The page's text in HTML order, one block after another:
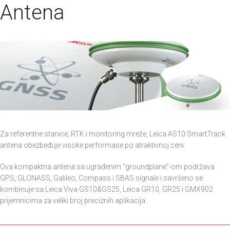
Antena
Za referentne stanice, RTK i monitoring mreže, Leica AS10 SmartTrack
antena obezbeđuje visoke performase po atraktivnoj ceni.
Ova kompaktna antena sa ugrađenim “groundplane”-om podržava
GPS, GLONASS, Galileo, Compass i SBAS signale i savršeno se
kombinuje sa Leica Viva GS10&GS25, Leica GR10, GR25 i GMX902
prijemnicima za veliki broj preciznih aplikacija.